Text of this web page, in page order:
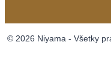
© 2026 Niyama - Všetky